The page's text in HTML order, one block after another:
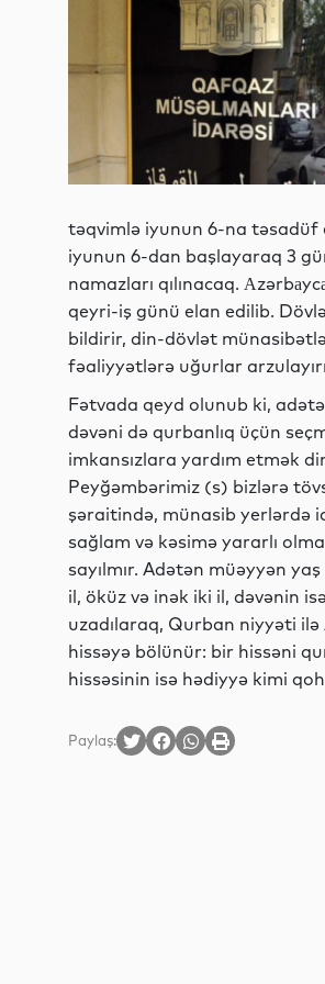
təqvimlə iyunun 6-na təsadüf
iyunun 6-dan başlayaraq 3
namazları qılınacaq.
qeyri-iş günü elan edilib.
bildirir, din-dövlət
fəaliyyətlərə uğurlar
Fətvada qeyd olunub ki,
dəvəni də qurbanlıq üçün
imkansızlara yardım etmək
Peyğəmbərimiz (s) bizlərə
şəraitində, münasib yerlərdə
sağlam və kəsimə yararlı
sayılmır. Adətən müəyyən
il, öküz və inək iki il, dəvənin
uzadılaraq, Qurban niyyəti ilə
hissəyə bölünür: bir hissəni
hissəsinin isə hədiyyə kimi
Paylaş: